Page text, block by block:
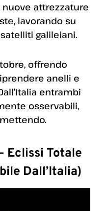
attrezzature
lavorando su
galileiani.
offrendo
anelli e
entrambi
osservabili,
Eclissi Totale
Dall’Italia)